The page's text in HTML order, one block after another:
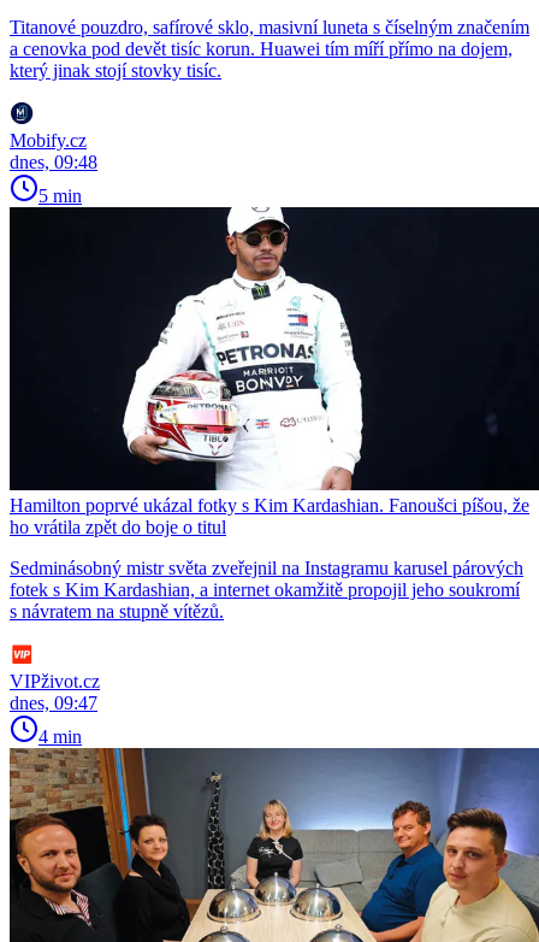
Titanové pouzdro, safírové sklo, masivní luneta s číselným značením
a cenovka pod devět tisíc korun. Huawei tím míří přímo na dojem,
který jinak stojí stovky tisíc.
Mobify.cz
dnes, 09:48
5 min
Hamilton poprvé ukázal fotky s Kim Kardashian. Fanoušci píšou, že
ho vrátila zpět do boje o titul
Sedminásobný mistr světa zveřejnil na Instagramu karusel párových
fotek s Kim Kardashian, a internet okamžitě propojil jeho soukromí
s návratem na stupně vítězů.
VIPživot.cz
dnes, 09:47
4 min